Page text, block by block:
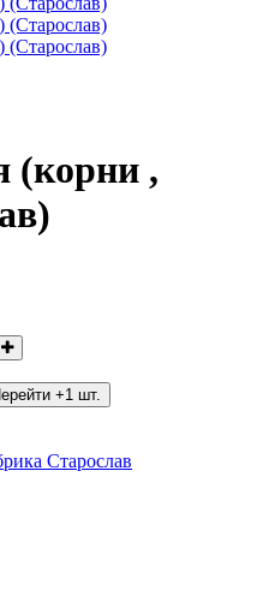
(корни ,
+1 шт.